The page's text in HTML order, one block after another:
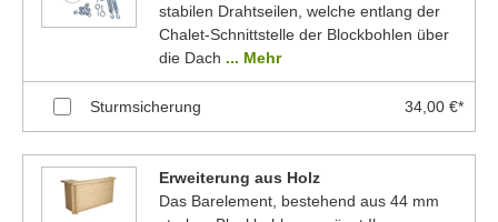
stabilen Drahtseilen, welche entlang der
Chalet-Schnittstelle der Blockbohlen über
die Dach ... Mehr
Sturmsicherung 34,00 €*
Erweiterung aus Holz
Das Barelement, bestehend aus 44 mm